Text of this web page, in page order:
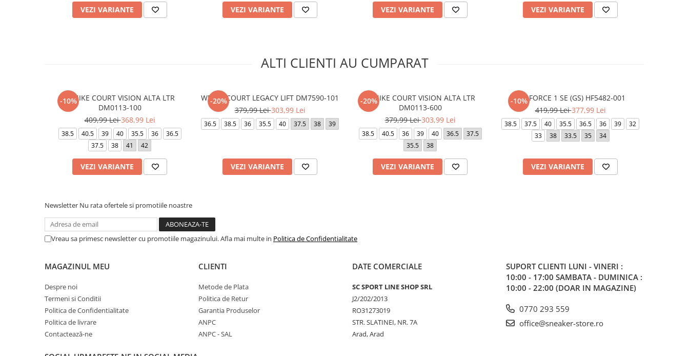
VEZI VARIANTE VEZI VARIANTE VEZI VARIANTE VEZI VARIANTE
ALTI CLIENTI AU CUMPARAT
-10%
W NIKE COURT VISION ALTA LTR
DM0113-100
409,99 Lei368,99 Lei
38.5 40.5 39 40 35.5 36
36.5
37.5
38 41 42
VEZI VARIANTE
-20%
WMNS COURT LEGACY LIFT DM7590-101
379,99 Lei303,99 Lei
36.5 38.5 36 35.5 40 37.5 38 39
VEZI VARIANTE
-20%
W NIKE COURT VISION ALTA LTR
DM0113-600
379,99 Lei303,99 Lei
38.5 40.5 36 39 40 36.5
37.5
35.5
38
VEZI VARIANTE
-10%
AIR FORCE 1 SE (GS) HF5482-001
419,99 Lei377,99 Lei
38.5 37.5 40 35.5 36.5 36 39
32
33
38 33.5 35 34
VEZI VARIANTE
Newsletter Nu rata ofertele si promotiile noastre
Vreau sa primesc newsletter cu promotiile magazinului. Afla mai multe in Politica de Confidentialitate
MAGAZINUL MEU
Despre noi
Termeni si Conditii
Politica de Confidentialitate
Politica de livrare
Contactează-ne
CLIENTI
Metode de Plata
Politica de Retur
Garantia Produselor
ANPC
ANPC - SAL
DATE COMERCIALE
SC SPORT LINE SHOP SRL
J2/202/2013
RO31273019
STR. SLATINEI, NR. 7A
Arad, Arad
SUPORT CLIENTI LUNI - VINERI :
10:00 - 17:00 SAMBATA - DUMINICA :
10:00 - 22:00 (DOAR IN MAGAZINE)
0770 293 559
office@sneaker-store.ro